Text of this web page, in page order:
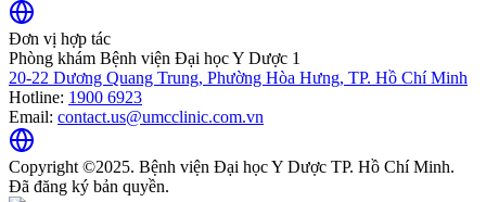
Đơn vị hợp tác
Phòng khám Bệnh viện Đại học Y Dược 1
20-22 Dương Quang Trung, Phường Hòa Hưng, TP. Hồ Chí Minh
Hotline: 1900 6923
Email: contact.us@umcclinic.com.vn
Copyright ©2025. Bệnh viện Đại học Y Dược TP. Hồ Chí Minh.
Đã đăng ký bản quyền.